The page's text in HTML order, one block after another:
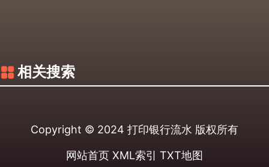
相关搜索
Copyright © 2024 打印银行流水 版权所有
网站首页 XML索引 TXT地图